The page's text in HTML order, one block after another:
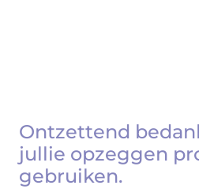
Ontzettend
jullie opzeggen
gebruiken.